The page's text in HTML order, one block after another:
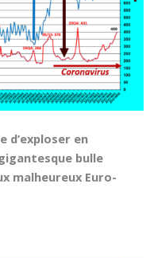
d’exploser en
bulle
malheureux Euro-